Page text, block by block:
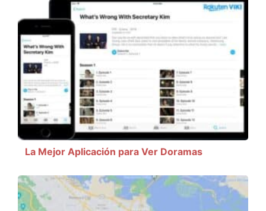
La Mejor Aplicación para Ver Doramas